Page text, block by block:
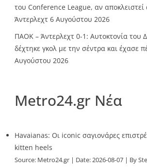
του Conference League, αν αποκλειστεί
Άντερλεχτ 6 Αυγούστου 2026
ΠΑΟΚ – Άντερλεχτ 0-1: Αυτοκτονία του
δέχτηκε γκολ με την σέντρα και έχασε
Αυγούστου 2026
Metro24.gr Νέα
Havaianas: Οι iconic σαγιονάρες
kitten heels
Source: Metro24.gr Date: 2026-08-07 By